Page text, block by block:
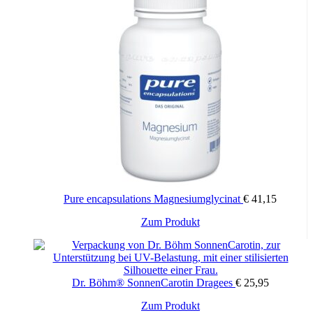
1,01 g
67,02 g
0,08 g
5,17 g
0,48 g
200 I.E. 13.333,2 I.E.
* %NRV = Nährstoffbezugswerte lt. VO (EU) Nr. 1169/2011
Pure encapsulations Magnesiumglycinat € 41,15
Zum Produkt
Dr. Böhm® SonnenCarotin Dragees € 25,95
Zum Produkt